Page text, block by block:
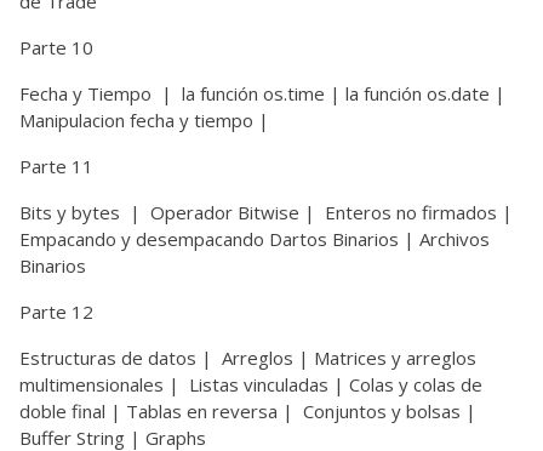
Parte 10
Fecha y Tiempo | la función os.time | la función os.date |
Manipulacion fecha y tiempo |
Parte 11
Bits y bytes | Operador Bitwise | Enteros no firmados |
Empacando y desempacando Dartos Binarios | Archivos
Binarios
Parte 12
Estructuras de datos | Arreglos | Matrices y arreglos
multimensionales | Listas vinculadas | Colas y colas de
doble final | Tablas en reversa | Conjuntos y bolsas |
Buffer String | Graphs